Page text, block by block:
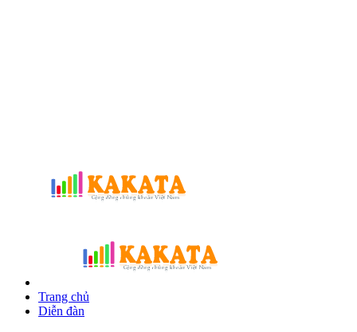
Trang chủ
Diễn đàn